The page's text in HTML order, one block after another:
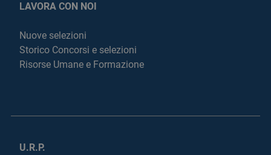
LAVORA CON NOI
Nuove selezioni
Storico Concorsi e selezioni
Risorse Umane e Formazione
U.R.P.